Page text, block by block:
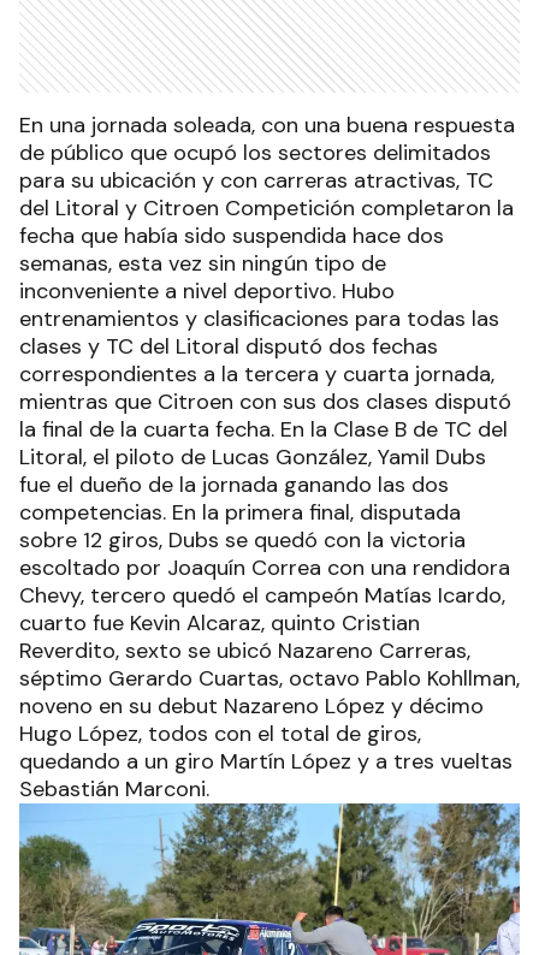
En una jornada soleada, con una buena respuesta
de público que ocupó los sectores delimitados
para su ubicación y con carreras atractivas, TC
del Litoral y Citroen Competición completaron la
fecha que había sido suspendida hace dos
semanas, esta vez sin ningún tipo de
inconveniente a nivel deportivo. Hubo
entrenamientos y clasificaciones para todas las
clases y TC del Litoral disputó dos fechas
correspondientes a la tercera y cuarta jornada,
mientras que Citroen con sus dos clases disputó
la final de la cuarta fecha. En la Clase B de TC del
Litoral, el piloto de Lucas González, Yamil Dubs
fue el dueño de la jornada ganando las dos
competencias. En la primera final, disputada
sobre 12 giros, Dubs se quedó con la victoria
escoltado por Joaquín Correa con una rendidora
Chevy, tercero quedó el campeón Matías Icardo,
cuarto fue Kevin Alcaraz, quinto Cristian
Reverdito, sexto se ubicó Nazareno Carreras,
séptimo Gerardo Cuartas, octavo Pablo Kohllman,
noveno en su debut Nazareno López y décimo
Hugo López, todos con el total de giros,
quedando a un giro Martín López y a tres vueltas
Sebastián Marconi.